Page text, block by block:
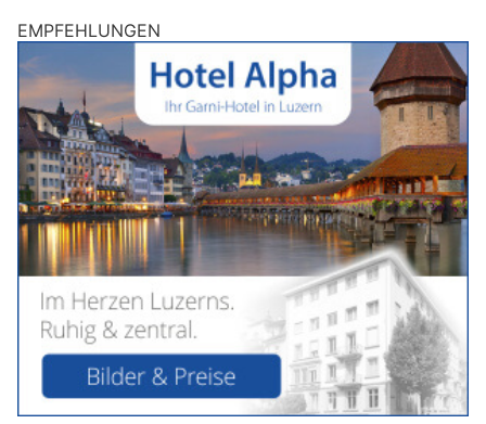
EMPFEHLUNGEN